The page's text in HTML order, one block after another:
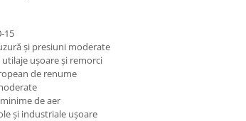
15
și presiuni moderate
ușoare și remorci
de renume
de aer
și industriale ușoare